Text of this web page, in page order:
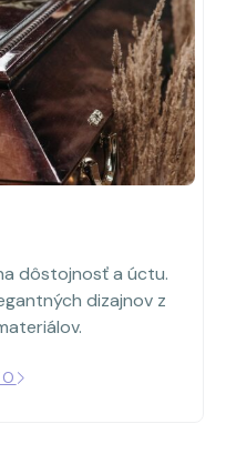
dôstojnosť a úctu.
dizajnov z